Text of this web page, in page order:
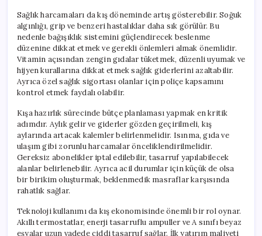
Sağlık harcamaları da kış döneminde artış gösterebilir. Soğuk
algınlığı, grip ve benzeri hastalıklar daha sık görülür. Bu
nedenle bağışıklık sistemini güçlendirecek beslenme
düzenine dikkat etmek ve gerekli önlemleri almak önemlidir.
Vitamin açısından zengin gıdalar tüketmek, düzenli uyumak ve
hijyen kurallarına dikkat etmek sağlık giderlerini azaltabilir.
Ayrıca özel sağlık sigortası olanlar için poliçe kapsamını
kontrol etmek faydalı olabilir.
Kışa hazırlık sürecinde bütçe planlaması yapmak en kritik
adımdır. Aylık gelir ve giderler gözden geçirilmeli, kış
aylarında artacak kalemler belirlenmelidir. Isınma, gıda ve
ulaşım gibi zorunlu harcamalar önceliklendirilmelidir.
Gereksiz abonelikler iptal edilebilir, tasarruf yapılabilecek
alanlar belirlenebilir. Ayrıca acil durumlar için küçük de olsa
bir birikim oluşturmak, beklenmedik masraflar karşısında
rahatlık sağlar.
Teknoloji kullanımı da kış ekonomisinde önemli bir rol oynar.
Akıllı termostatlar, enerji tasarruflu ampuller ve A sınıfı beyaz
eşyalar uzun vadede ciddi tasarruf sağlar. İlk yatırım maliyeti